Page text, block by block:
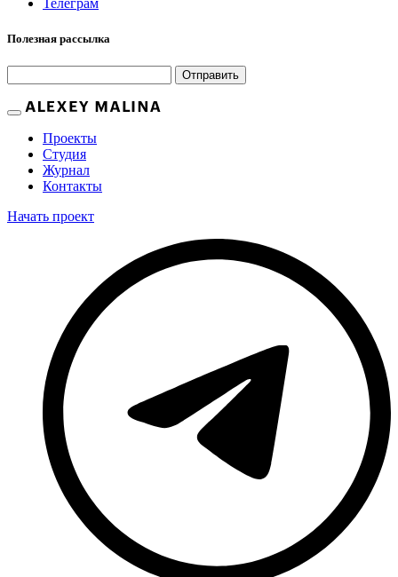
Телеграм
Полезная рассылка
Отправить
Проекты
Студия
Журнал
Контакты
Начать проект